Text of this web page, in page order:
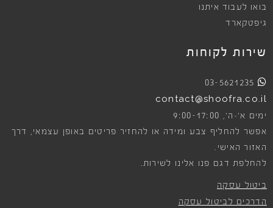
בואו לעבוד איתנו
גיפטקארד
שירות לקוחות
03-5621235
contact@shoofra.co.il
ימים א׳-ה׳, 9:00-17:00
אפשר להחליף צבע ומידה או להחזיר פריטים באופן עצמאי, דרך
האזור האישי.
להחלפת דגם פנו אלינו לשירות.
ביטול עסקה
הדרכים לביטול עסקה